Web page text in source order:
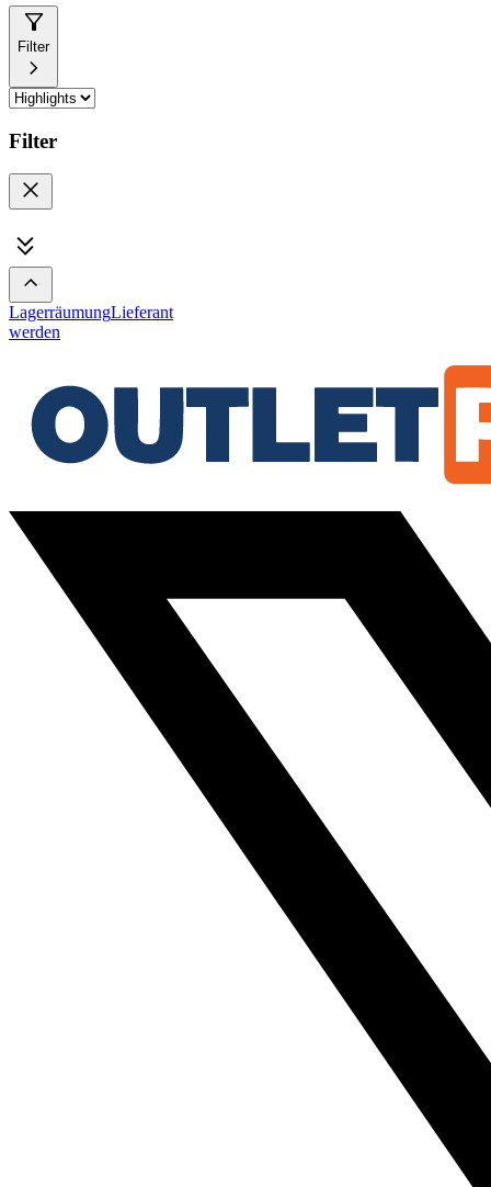
Filter
Filter
LagerräumungLieferant
werden